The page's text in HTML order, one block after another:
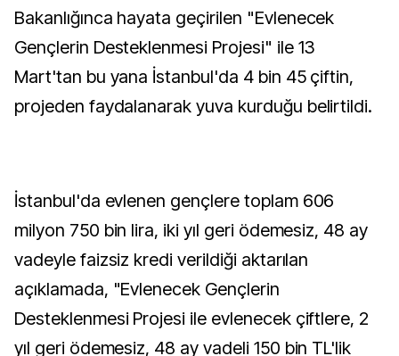
Bakanlığınca hayata geçirilen "Evlenecek
Gençlerin Desteklenmesi Projesi" ile 13
Mart'tan bu yana İstanbul'da 4 bin 45 çiftin,
projeden faydalanarak yuva kurduğu belirtildi.
İstanbul'da evlenen gençlere toplam 606
milyon 750 bin lira, iki yıl geri ödemesiz, 48 ay
vadeyle faizsiz kredi verildiği aktarılan
açıklamada, "Evlenecek Gençlerin
Desteklenmesi Projesi ile evlenecek çiftlere, 2
yıl geri ödemesiz, 48 ay vadeli 150 bin TL'lik